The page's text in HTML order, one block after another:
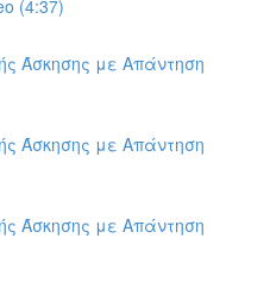
(4:37)
Άσκησης με Απάντηση
Άσκησης με Απάντηση
Άσκησης με Απάντηση